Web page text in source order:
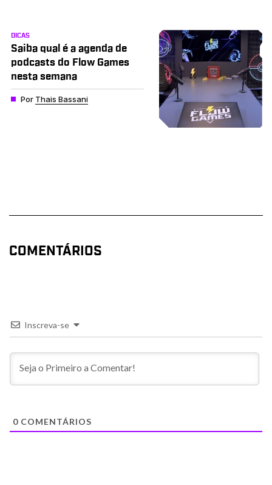
DICAS
Saiba qual é a agenda de
podcasts do Flow Games
nesta semana
Por Thais Bassani
COMENTÁRIOS
Inscreva-se
0 COMENTÁRIOS